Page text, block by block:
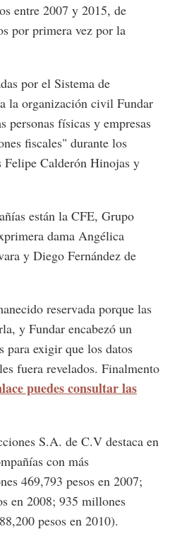
entre 2007 y 2015, de
por primera vez por la
por el Sistema de
la organización civil Fundar
personas físicas y empresas
fiscales" durante los
Felipe Calderón Hinojas y
están la CFE, Grupo
dama Angélica
y Diego Fernández de
reservada porque las
y Fundar encabezó un
para exigir que los datos
fuera revelados. Finalmento
puedes consultar las
S.A. de C.V destaca en
con más
469,793 pesos en 2007;
en 2008; 935 millones
pesos en 2010).